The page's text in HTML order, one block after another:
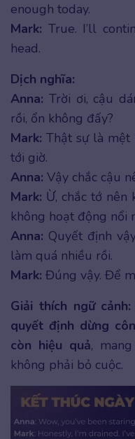
enough today.
Mark: True. I’ll
head.
Dịch nghĩa:
Anna: Trời ơi, cậu
rồi, ổn không đấy?
Mark: Thật sự là mệt
tới giờ.
Anna: Vậy chắc cậu
Mark: Ừ, chắc tớ
không hoạt động nổi
Anna: Quyết định
làm quá nhiều rồi.
Mark: Đúng vậy. Để
Giải thích ngữ cảnh:
quyết định dừng
còn hiệu quả,
không phải bỏ cuộc.